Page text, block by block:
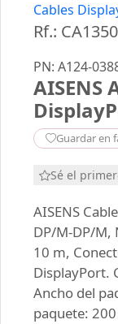
Cables
Rf.:
PN: A124-
AISENS
Guardar en
Sé el
AISENS
DP/M-DP/M,
10 m,
DisplayPort.
Ancho del
paquete: